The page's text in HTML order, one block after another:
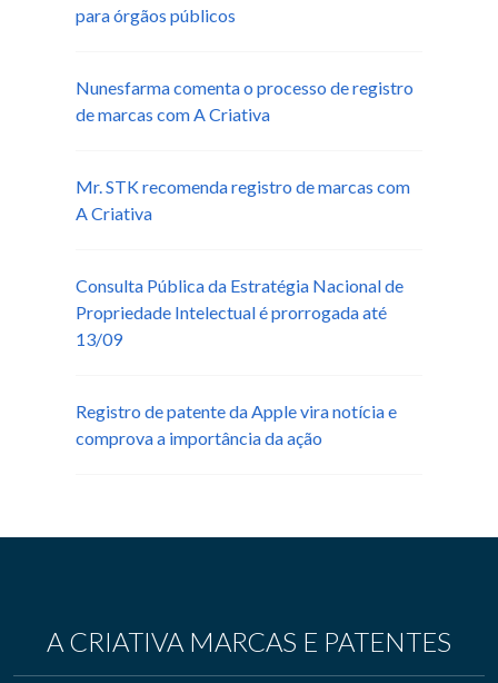
para órgãos públicos
Nunesfarma comenta o processo de registro
de marcas com A Criativa
Mr. STK recomenda registro de marcas com
A Criativa
Consulta Pública da Estratégia Nacional de
Propriedade Intelectual é prorrogada até
13/09
Registro de patente da Apple vira notícia e
comprova a importância da ação
A CRIATIVA MARCAS E PATENTES